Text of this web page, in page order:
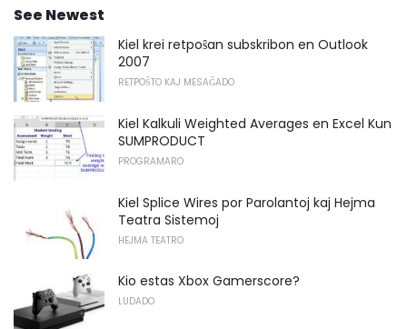
See Newest
Kiel krei retpoŝan subskribon en Outlook
2007
RETPOŜTO KAJ MESAĜADO
Kiel Kalkuli Weighted Averages en Excel Kun
SUMPRODUCT
PROGRAMARO
Kiel Splice Wires por Parolantoj kaj Hejma
Teatra Sistemoj
HEJMA TEATRO
Kio estas Xbox Gamerscore?
LUDADO